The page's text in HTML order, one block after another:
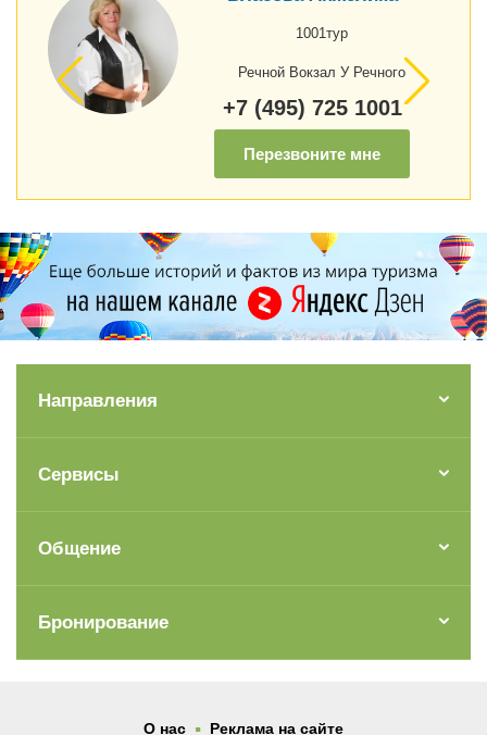
1001тур
Речной Вокзал У Речного
+7 (495) 725 1001
Перезвоните мне
Направления
Сервисы
Общение
Бронирование
О нас . Реклама на сайте